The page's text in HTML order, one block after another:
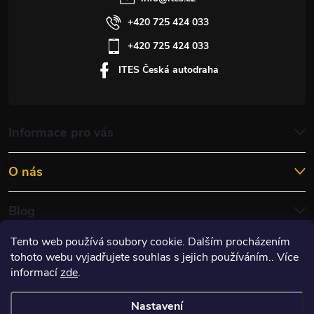
Tento web používá soubory cookie. Dalším procházením
tohoto webu vyjadřujete souhlas s jejich používáním.. Více
informacízde.
Nastavení
Informace pro vás
O nás
Blog
+420 725 424 033
+420 725 424 033
ITES Česká autodraha